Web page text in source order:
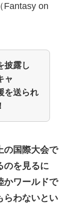
Fantasy on
披露し
ャ
を送られ
の国際大会で
のを見るに
かワールドで
らわないとい